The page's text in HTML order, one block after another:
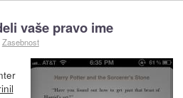
vaše pravo ime
Zasebnost